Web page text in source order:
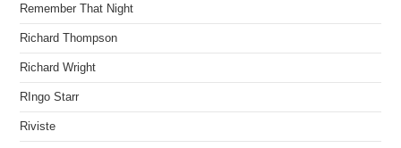
Remember That Night
Richard Thompson
Richard Wright
RIngo Starr
Riviste